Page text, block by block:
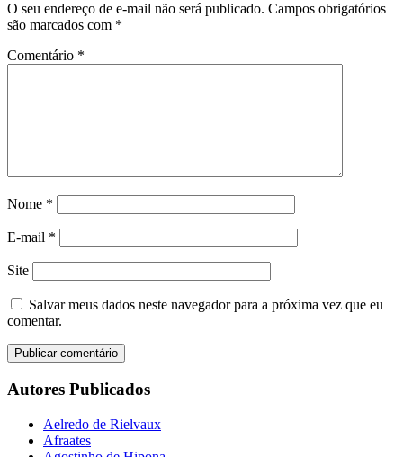
O seu endereço de e-mail não será publicado. Campos obrigatórios
são marcados com *
Comentário *
Nome *
E-mail *
Site
Salvar meus dados neste navegador para a próxima vez que eu
comentar.
Autores Publicados
Aelredo de Rielvaux
Afraates